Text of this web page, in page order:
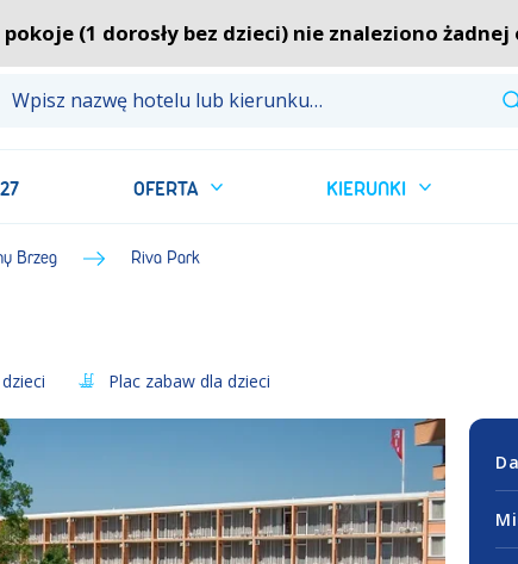
OFERTA KIERUNKI
Brzeg Riva Park
Plac zabaw dla dzieci
(1 dorosły bez dzieci) nie znaleziono